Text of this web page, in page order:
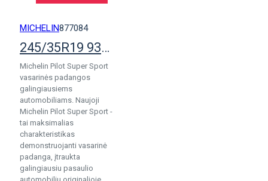
MICHELIN877084
245/35R19 93Y Michelin Pilot SuperSport
Michelin Pilot Super Sport
vasarinės padangos
galingiausiems
automobiliams. Naujoji
Michelin Pilot Super Sport -
tai maksimalias
charakteristikas
demonstruojanti vasarinė
padanga, įtraukta
galingiausiu pasaulio